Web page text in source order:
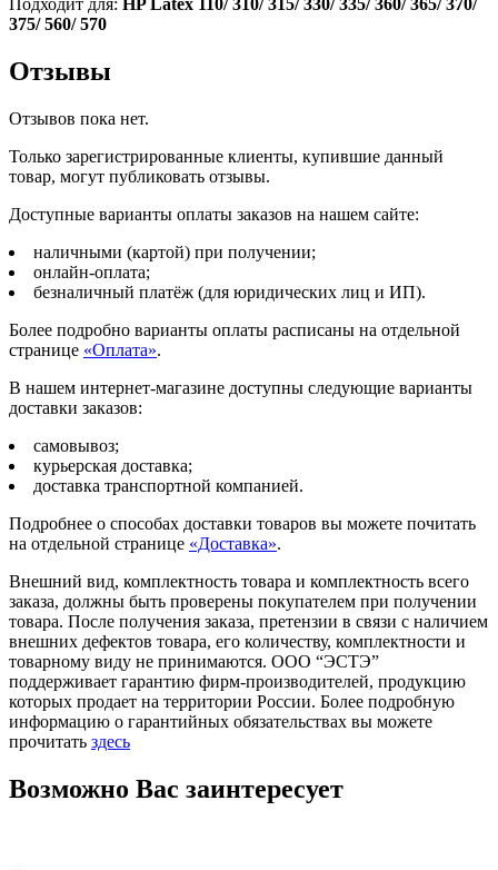
375/ 560/ 570
Отзывы
Отзывов пока нет.
Только зарегистрированные клиенты, купившие данный
товар, могут публиковать отзывы.
Доступные варианты оплаты заказов на нашем сайте:
наличными (картой) при получении;
онлайн-оплата;
безналичный платёж (для юридических лиц и ИП).
Более подробно варианты оплаты расписаны на отдельной
странице «Оплата».
В нашем интернет-магазине доступны следующие варианты
доставки заказов:
самовывоз;
курьерская доставка;
доставка транспортной компанией.
Подробнее о способах доставки товаров вы можете почитать
на отдельной странице «Доставка».
Внешний вид, комплектность товара и комплектность всего
заказа, должны быть проверены покупателем при получении
товара. После получения заказа, претензии в связи с наличием
внешних дефектов товара, его количеству, комплектности и
товарному виду не принимаются. ООО “ЭСТЭ”
поддерживает гарантию фирм-производителей, продукцию
которых продает на территории России. Более подробную
информацию о гарантийных обязательствах вы можете
прочитать здесь
Возможно Вас заинтересует